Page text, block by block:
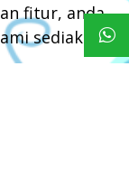
fitur, anda
sediakan